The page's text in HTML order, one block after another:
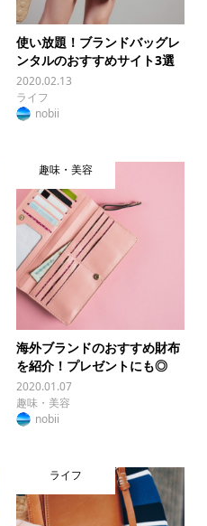
使い放題！ブランドバッグレ
ンタルのおすすめサイト3選
2020.02.13
ライフ
nobii
趣味・美容
海外ブランドのおすすめ財布
を紹介！プレゼントにも◎
2020.01.07
趣味・美容
nobii
ライフ